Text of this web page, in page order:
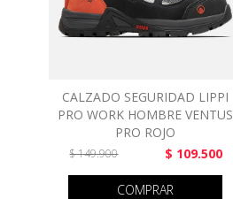
CALZADO SEGURIDAD LIPPI
PRO WORK HOMBRE VENTUS
PRO ROJO
$ 149.900 $ 109.500
COMPRAR